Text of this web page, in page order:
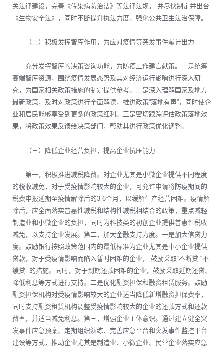
关法律建设，完善《传染病防治法》等法律法规， 并尽快制定并出台
《生物安全法》，同时不断提升执法力度，强化公共卫生法治保障。
（二）积极发挥智库作用，为应对疫情等突发事件献计出力
充分发挥智库的决策咨询功能，为防疫工作建言献策。一是统筹
高端智库资源，围绕疫情发展态势及其对经济运行影响进行深入研
究，为国家相关政策措施的制定提供参考。二是深入理解国家及地方
最新政策，及时对政策进行全面解读，推进政策“落地有声”，同时使企
业和居民能够享受到更多的政策红利。三是密切跟踪评估政策落地效
果，将政策效果反馈给决策部门，帮助其进行政策优化调整。
（三）降低企业经营负担，提高企业抗压能力
第一，积极推进减税降费。对企业尤其是小微企业提供不同程度
的税收减免，对于受疫情影响较大的企业，可允许申请将防疫期间的
税费申报延期至疫情解除后的3-6个月，以缓解生产经营困难。疫情解
除后，应全面落实普惠性减税和结构性减税相结合的政策，重点减轻
制造业和小微企业的负担，同时为科技类的初创企业提供普惠性税收
减免，以支持企业发展。第二，加大金融支持力度。一是加大信贷力
度。鼓励银行按照政策范围内的最低标准为企业尤其是中小企业提供
贷款，对于受疫情影响而陷入暂时困难的企业， 鼓励采取“不断贷”“不
缓贷” 的措施。同时，对于到期还款困难的企业，鼓励采取延期还贷、
降低利息等方式进行支持。二是优化融资担保和融资租赁服务。鼓励
融资担保机构对受疫情影响较大的企业适当降低新增融资担保费率，
同时支持融资租赁机构调整受疫情影响较大的企业的还款方式和还款
费率，并适当减免利息。第三，增强企业主体意识。通过建立健全突
发事件应急预案、定期组织演练、完善应急平台和突发事件监控平台
建设等方式，推动企业尤其是制造业、小微企业、民营企业落实应急